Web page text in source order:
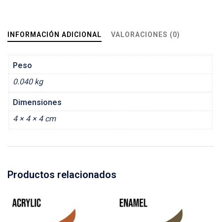
INFORMACIÓN ADICIONAL VALORACIONES (0)
Peso
0.040 kg
Dimensiones
4 × 4 × 4 cm
Productos relacionados